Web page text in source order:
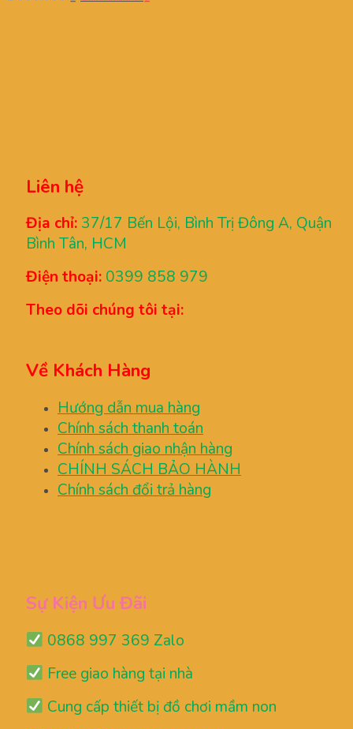
Liên hệ
Địa chỉ: 37/17 Bến Lội, Bình Trị Đông A, Quận
Bình Tân, HCM
Điện thoại: 0399 858 979
Theo dõi chúng tôi tại:
Về Khách Hàng
Hướng dẫn mua hàng
Chính sách thanh toán
Chính sách giao nhận hàng
CHÍNH SÁCH BẢO HÀNH
Chính sách đổi trả hàng
Sự Kiện Ưu Đãi
0868 997 369 Zalo
Free giao hàng tại nhà
Cung cấp thiết bị đồ chơi mầm non